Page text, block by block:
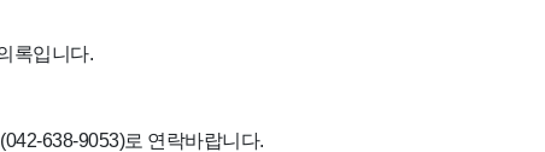
록입니다.
638-9053)로 연락바랍니다.